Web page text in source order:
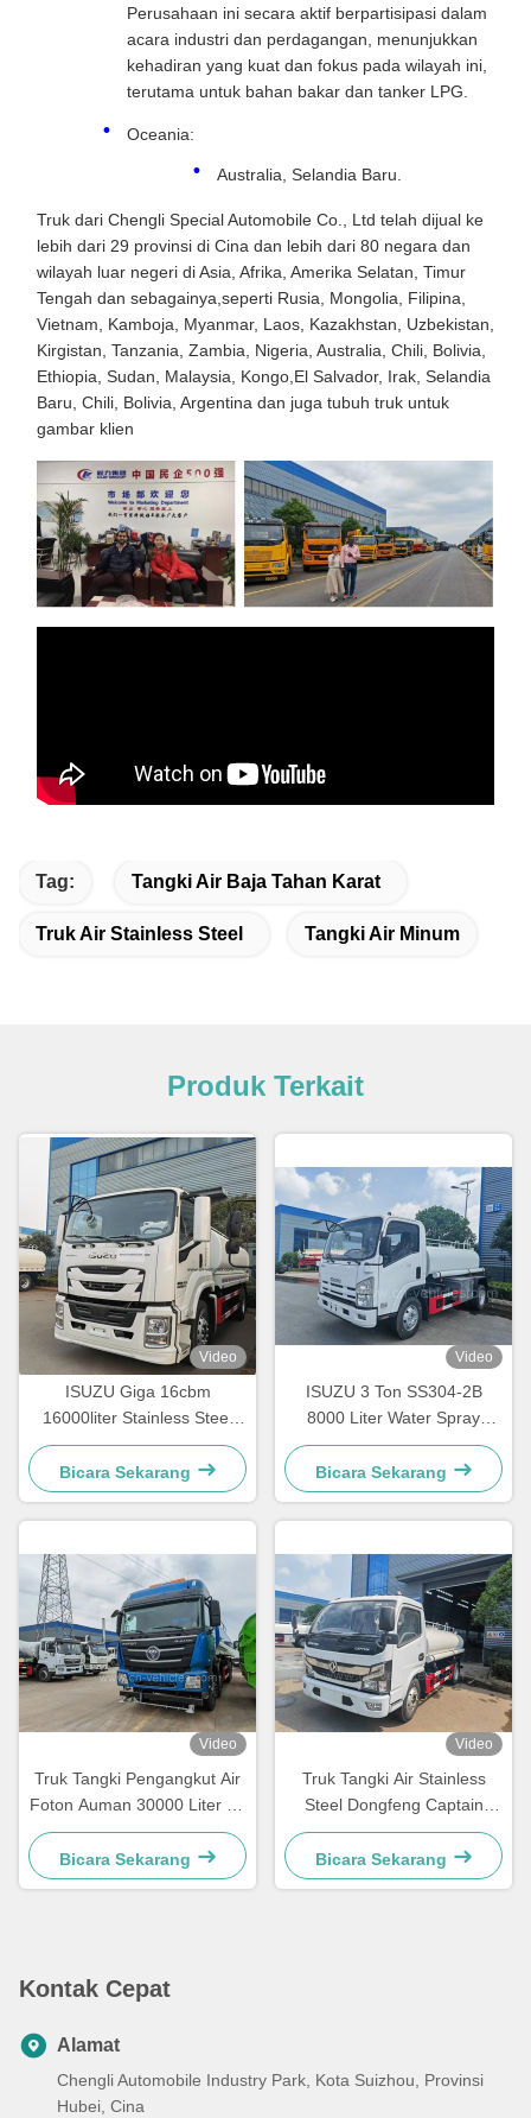
Perusahaan ini secara aktif berpartisipasi dalam
acara industri dan perdagangan, menunjukkan
kehadiran yang kuat dan fokus pada wilayah ini,
terutama untuk bahan bakar dan tanker LPG.
Oceania:
Australia, Selandia Baru.
Truk dari Chengli Special Automobile Co., Ltd telah dijual ke
lebih dari 29 provinsi di Cina dan lebih dari 80 negara dan
wilayah luar negeri di Asia, Afrika, Amerika Selatan, Timur
Tengah dan sebagainya,seperti Rusia, Mongolia, Filipina,
Vietnam, Kamboja, Myanmar, Laos, Kazakhstan, Uzbekistan,
Kirgistan, Tanzania, Zambia, Nigeria, Australia, Chili, Bolivia,
Ethiopia, Sudan, Malaysia, Kongo,El Salvador, Irak, Selandia
Baru, Chili, Bolivia, Argentina dan juga tubuh truk untuk
gambar klien
Tag: Tangki Air Baja Tahan Karat
Truk Air Stainless Steel Tangki Air Minum
Produk Terkait
Video
ISUZU Giga 16cbm
16000liter Stainless Steel
Minuman Air Transport Tank
Truck
Bicara Sekarang
Video
ISUZU 3 Ton SS304-2B
8000 Liter Water Spray
Truck Tangki truk stainless
steel
Bicara Sekarang
Video
Truk Tangki Pengangkut Air
Foton Auman 30000 Liter 12
Roda SS304
Bicara Sekarang
Video
Truk Tangki Air Stainless
Steel Dongfeng Captain
RHD 5T 8000 Liter Untuk
Food Grade
Bicara Sekarang
Kontak Cepat
Alamat
Chengli Automobile Industry Park, Kota Suizhou, Provinsi
Hubei, Cina